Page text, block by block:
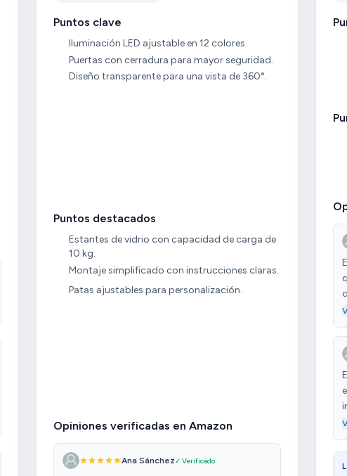
Puntos clave
Iluminación LED ajustable en 12 colores.
Puertas con cerradura para mayor seguridad.
Diseño transparente para una vista de 360°.
Puntos destacados
Estantes de vidrio con capacidad de carga de
10 kg.
Montaje simplificado con instrucciones claras.
Patas ajustables para personalización.
Opiniones verificadas en Amazon
Ana Sánchez✓ Verificado